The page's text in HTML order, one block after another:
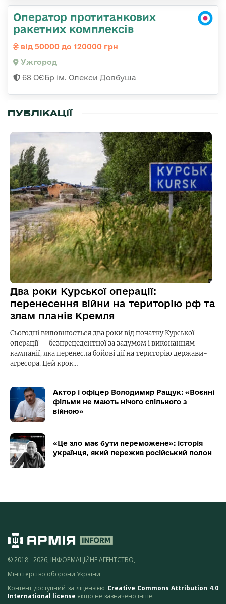
Оператор протитанкових
ракетних комплексів
від 50000 до 120000 грн
Ужгород
68 ОЄБр ім. Олекси Довбуша
ПУБЛІКАЦІЇ
Два роки Курської операції:
перенесення війни на територію рф та
злам планів Кремля
Сьогодні виповнюється два роки від початку Курської
операції — безпрецедентної за задумом і виконанням
кампанії, яка перенесла бойові дії на територію держави-
агресора. Цей крок…
Актор і офіцер Володимир Ращук: «Воєнні
фільми не мають нічого спільного з
війною»
«Це зло має бути переможене»: історія
українця, який пережив російський полон
© 2018 - 2026, ІНФОРМАЦІЙНЕ АГЕНТСТВО,
Міністерство оборони України
Контент доступний за ліцензією Creative Commons Attribution 4.0
International license якщо не зазначено інше.